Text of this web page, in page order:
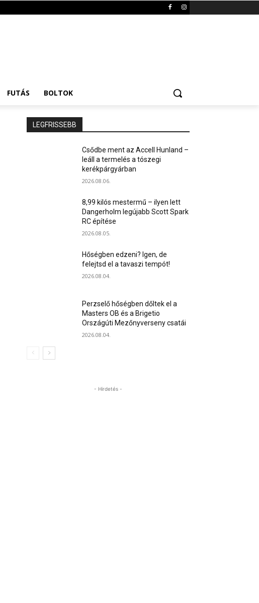
FUTÁS BOLTOK
LEGFRISSEBB
Csődbe ment az Accell Hunland –
leáll a termelés a tószegi
kerékpárgyárban
2026.08.06.
8,99 kilós mestermű – ilyen lett
Dangerholm legújabb Scott Spark
RC építése
2026.08.05.
Hőségben edzeni? Igen, de
felejtsd el a tavaszi tempót!
2026.08.04.
Perzselő hőségben dőltek el a
Masters OB és a Brigetio
Országúti Mezőnyverseny csatái
2026.08.04.
- Hirdetés -